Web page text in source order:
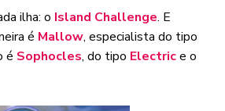
ilha: o Island Challenge. E
é Mallow, especialista do tipo
é Sophocles, do tipo Electrice o